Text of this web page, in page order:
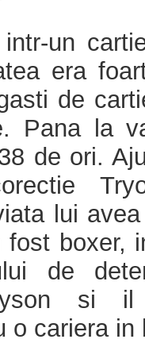
un
era
de
Pana la
de ori.
lui
boxer,
de
si
o cariera in